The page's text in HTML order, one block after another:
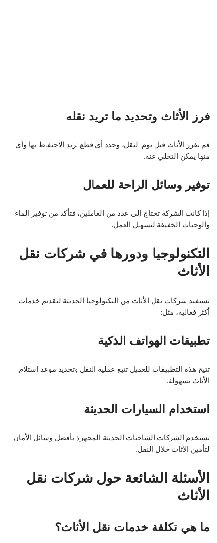
فرز الأثاث وتحديد ما تريد نقله
قم بفرز الأثاث قبل يوم النقل، وحدد أي قطع تريد الاحتفاظ بها وأي
منها يمكن التخلي عنه.
توفير وسائل الراحة للعمال
إذا كانت الشركة تحتاج إلى عدد من العاملين، فتأكد من توفير الماء
والوجبات الخفيفة لتسهيل العمل.
التكنولوجيا ودورها في شركات نقل
الأثاث
تستفيد شركات نقل الأثاث من التكنولوجيا الحديثة لتقديم خدمات
أكثر فعالية، مثل:
تطبيقات الهواتف الذكية
تتيح هذه التطبيقات للعميل تتبع عملية النقل وتحديد موعد استلام
الأثاث بسهولة.
استخدام السيارات الحديثة
تستخدم الشركات الشاحنات الحديثة المجهزة بأفضل وسائل الأمان
لتأمين الأثاث خلال النقل.
الأسئلة الشائعة حول شركات نقل
الأثاث
ما هي تكلفة خدمات نقل الأثاث؟